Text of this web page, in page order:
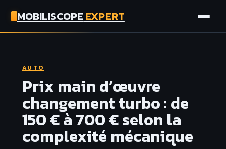
MOBILISCOPEEXPERT
ASSURANCE
AUTO
Prix main d’œuvre
changement turbo : de
150 € à 700 € selon la
complexité mécanique